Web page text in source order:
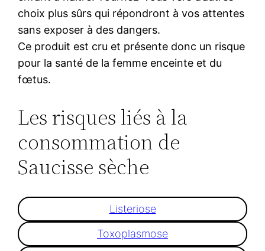
choix plus sûrs qui répondront à vos attentes
sans exposer à des dangers.
Ce produit est cru et présente donc un risque
pour la santé de la femme enceinte et du
fœtus.
Les risques liés à la
consommation de
Saucisse sèche
Listeriose
Toxoplasmose